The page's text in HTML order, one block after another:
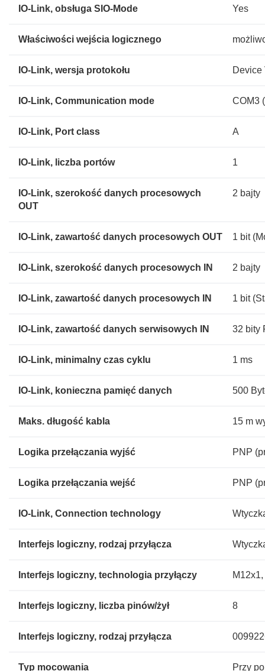
IO-Link, obsługa SIO-Mode Yes
Właściwości wejścia logicznego
IO-Link, wersja protokołu Device
IO-Link, Communication mode COM3
IO-Link, Port class A
IO-Link, liczba portów 1
IO-Link, szerokość danych procesowych
OUT
2 bajty
IO-Link, zawartość danych procesowych OUT 1 bit
IO-Link, szerokość danych procesowych IN 2 bajty
IO-Link, zawartość danych procesowych IN 1 bit
IO-Link, zawartość danych serwisowych IN 32 bity
IO-Link, minimalny czas cyklu 1 ms
IO-Link, konieczna pamięć danych 500
Maks. długość kabla 15 m
Logika przełączania wyjść PNP
Logika przełączania wejść PNP
IO-Link, Connection technology
Interfejs logiczny, rodzaj przyłącza
Interfejs logiczny, technologia przyłączy
Interfejs logiczny, liczba pinów/żył 8
Interfejs logiczny, rodzaj przyłącza
Typ mocowania Przy